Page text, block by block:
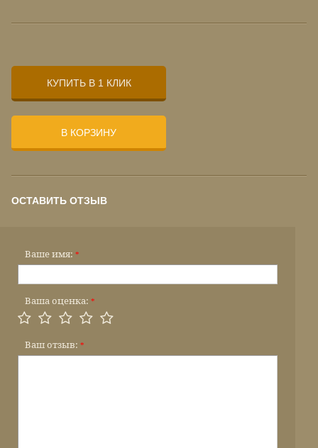
КУПИТЬ В 1 КЛИК
В КОРЗИНУ
ОСТАВИТЬ ОТЗЫВ
Ваше имя: *
Ваша оценка: *
Ваш отзыв: *